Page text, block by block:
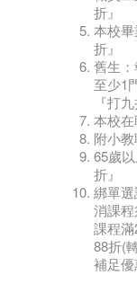
折』
本校
折』
舊生
至少1
『打九
本校在
附小
65歲
折』
綁單
消課
課程
88折(
補足優